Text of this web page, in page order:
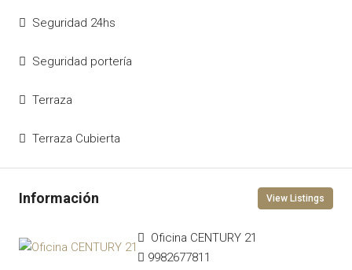
Seguridad 24hs
Seguridad portería
Terraza
Terraza Cubierta
View Listings
Oficina CENTURY 21
9982677811